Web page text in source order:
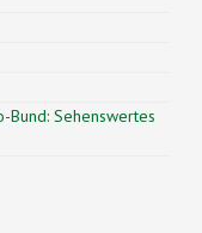
is external)
external)
Bund: Sehenswertes